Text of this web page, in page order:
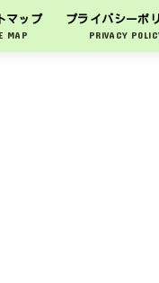
マップ
MAP
プライバシーポ
PRIVACY